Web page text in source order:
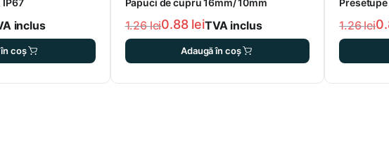
IP67
inclus
coș
Papuci de cupru 16mm/ 10mm
1.26lei
Prețul
inițial
a
0.88 lei
Prețul
curent
este:
TVA inclus
Adaugă în coș
Presetupe
1.26lei
Prețul
inițial
a
Prețul
curent
este: